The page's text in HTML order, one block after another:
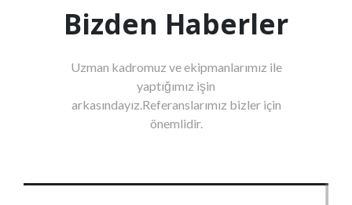
Bizden Haberler
Uzman kadromuz ve ekipmanlarımız ile
yaptığımız işin
arkasındayız.Referanslarımız bizler için
önemlidir.